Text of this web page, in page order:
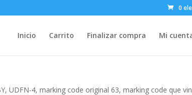
0
Inicio Carrito Finalizar compra Mi
UDFN-4, marking code original 63, marking code que